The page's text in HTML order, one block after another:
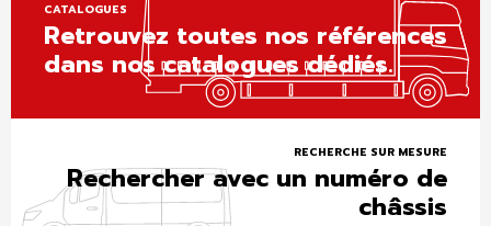
CATALOGUES
Retrouvez toutes nos références
dans nos catalogues dédiés.
RECHERCHE SUR MESURE
Rechercher avec un numéro de
châssis